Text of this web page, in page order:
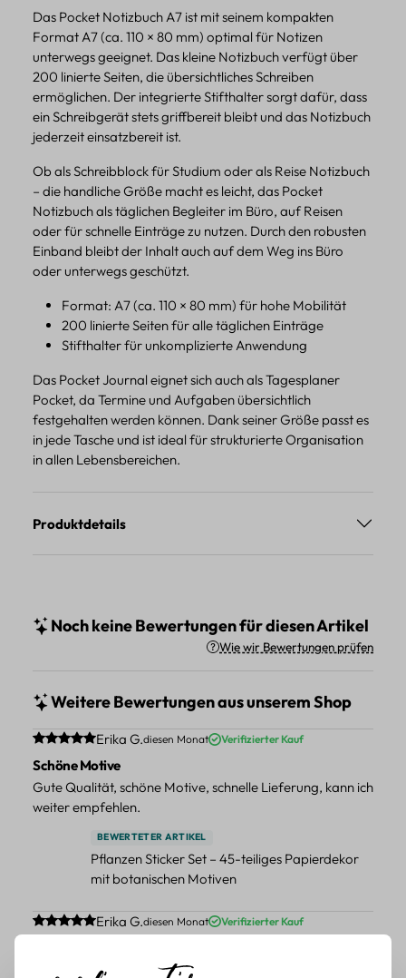
Das Pocket Notizbuch A7 ist mit seinem kompakten
Format A7 (ca. 110 × 80 mm) optimal für Notizen
unterwegs geeignet. Das kleine Notizbuch verfügt über
200 linierte Seiten, die übersichtliches Schreiben
ermöglichen. Der integrierte Stifthalter sorgt dafür, dass
ein Schreibgerät stets griffbereit bleibt und das Notizbuch
jederzeit einsatzbereit ist.
Ob als Schreibblock für Studium oder als Reise Notizbuch
– die handliche Größe macht es leicht, das Pocket
Notizbuch als täglichen Begleiter im Büro, auf Reisen
oder für schnelle Einträge zu nutzen. Durch den robusten
Einband bleibt der Inhalt auch auf dem Weg ins Büro
oder unterwegs geschützt.
Format: A7 (ca. 110 × 80 mm) für hohe Mobilität
200 linierte Seiten für alle täglichen Einträge
Stifthalter für unkomplizierte Anwendung
Das Pocket Journal eignet sich auch als Tagesplaner
Pocket, da Termine und Aufgaben übersichtlich
festgehalten werden können. Dank seiner Größe passt es
in jede Tasche und ist ideal für strukturierte Organisation
in allen Lebensbereichen.
Produktdetails
Noch keine Bewertungen für diesen Artikel
Wie wir Bewertungen prüfen
Weitere Bewertungen aus unserem Shop
Durchschnittliche Bewertung von 5 von 5 Sternen
Erika G.diesen Monat Verifizierter Kauf
Schöne Motive
Gute Qualität, schöne Motive, schnelle Lieferung, kann ich
weiter empfehlen.
BEWERTETER ARTIKEL
Pflanzen Sticker Set – 45-teiliges Papierdekor
mit botanischen Motiven
Durchschnittliche Bewertung von 5 von 5 Sternen
Erika G.diesen Monat Verifizierter Kauf
Tolle Motive, Briefmarken gehen zu vielen Projekten,